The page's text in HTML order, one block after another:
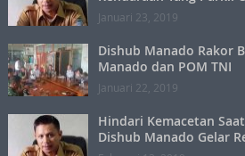
Januari 23, 2019
Dishub Manado Rakor
Manado dan POM TNI
Januari 22, 2019
Hindari Kemacetan
Dishub Manado Gelar